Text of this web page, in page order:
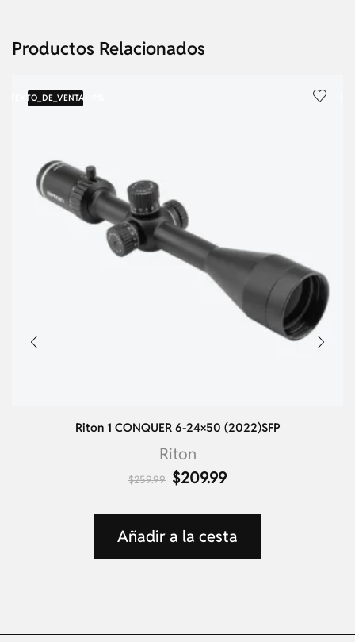
Productos Relacionados
{TEXTO_DE_VENTA}
Riton 1 CONQUER 6-24×50 (2022)SFP
Riton
$259.99 $209.99
Añadir a la cesta